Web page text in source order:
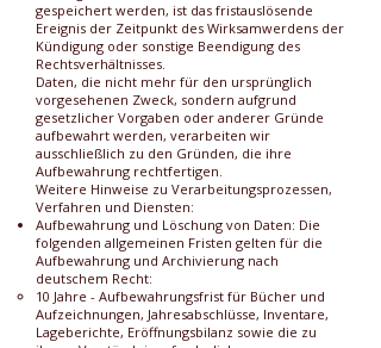
gespeichert werden, ist das fristauslösende
Ereignis der Zeitpunkt des Wirksamwerdens der
Kündigung oder sonstige Beendigung des
Rechtsverhältnisses.
Daten, die nicht mehr für den ursprünglich
vorgesehenen Zweck, sondern aufgrund
gesetzlicher Vorgaben oder anderer Gründe
aufbewahrt werden, verarbeiten wir
ausschließlich zu den Gründen, die ihre
Aufbewahrung rechtfertigen.
Weitere Hinweise zu Verarbeitungsprozessen,
Verfahren und Diensten:
Aufbewahrung und Löschung von Daten: Die
folgenden allgemeinen Fristen gelten für die
Aufbewahrung und Archivierung nach
deutschem Recht:
10 Jahre - Aufbewahrungsfrist für Bücher und
Aufzeichnungen, Jahresabschlüsse, Inventare,
Lageberichte, Eröffnungsbilanz sowie die zu